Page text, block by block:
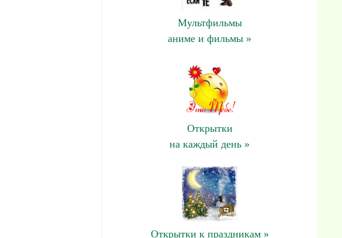
Мультфильмы
аниме и фильмы »
Открытки
на каждый день »
Открытки к праздникам »